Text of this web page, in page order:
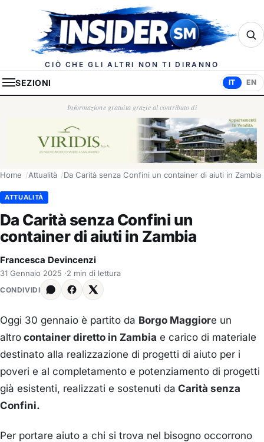
Insider.sm
CIÒ CHE GLI ALTRI NON TI DIRANNO
SEZIONI IT EN
Informazione gratuita grazie al contributo di
Home Attualità Da Carità senza Confini un container di aiuti in Zambia
ATTUALITÀ
Da Carità senza Confini un
container di aiuti in Zambia
Francesca Devincenzi
31 Gennaio 2025 ·2 min di lettura
CONDIVIDI
Oggi 30 gennaio è partito da Borgo Maggiore un
altro container diretto in Zambia e carico di materiale
destinato alla realizzazione di progetti di aiuto per i
poveri e al completamento e potenziamento di progetti
già esistenti, realizzati e sostenuti da Carità senza
Confini.
Per portare aiuto a chi si trova nel bisogno occorrono